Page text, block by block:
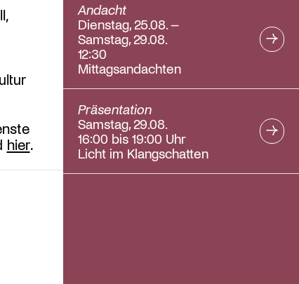
hier.
Andacht
Dienstag, 25.08. –
Samstag, 29.08.
12:30
Mittagsandachten
Präsentation
Samstag, 29.08.
16:00 bis 19:00 Uhr
Licht im Klangschatten